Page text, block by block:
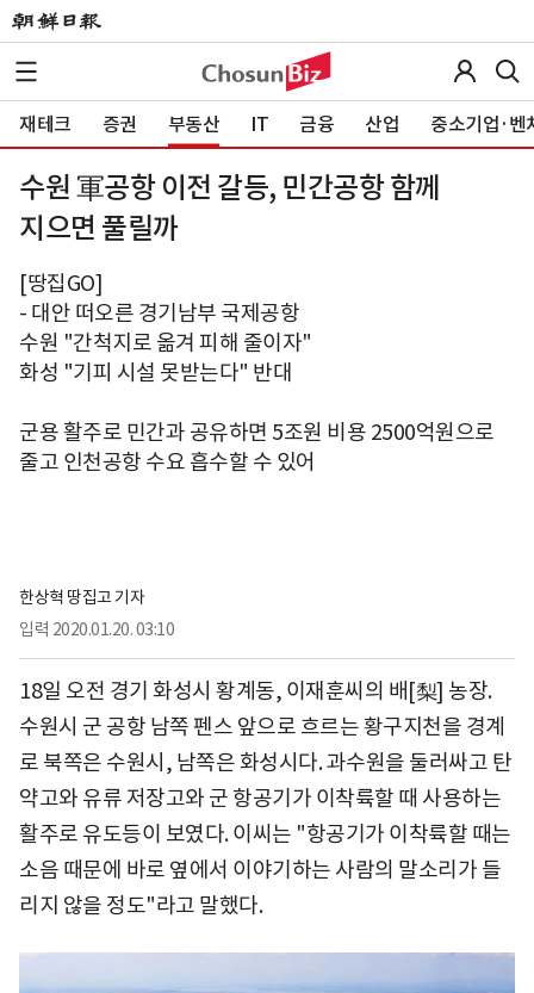
재테크 증권 부동산 IT 금융 산업 중소기업·벤
수원 軍공항 이전 갈등, 민간공항 함께
지으면 풀릴까
[땅집GO]
- 대안 떠오른 경기남부 국제공항
수원 "간척지로 옮겨 피해 줄이자"
화성 "기피 시설 못받는다" 반대
군용 활주로 민간과 공유하면 5조원 비용 2500억원으로
줄고 인천공항 수요 흡수할 수 있어
한상혁 땅집고 기자
입력 2020.01.20. 03:10
18일 오전 경기 화성시 황계동, 이재훈씨의 배[梨] 농장.
수원시 군 공항 남쪽 펜스 앞으로 흐르는 황구지천을 경계
로 북쪽은 수원시, 남쪽은 화성시다. 과수원을 둘러싸고 탄
약고와 유류 저장고와 군 항공기가 이착륙할 때 사용하는
활주로 유도등이 보였다. 이씨는 "항공기가 이착륙할 때는
소음 때문에 바로 옆에서 이야기하는 사람의 말소리가 들
리지 않을 정도"라고 말했다.